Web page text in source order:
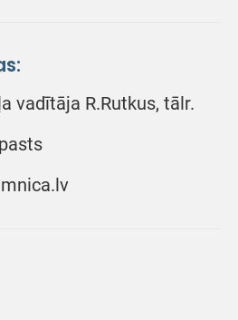
vadītāja R.Rutkus, tālr.